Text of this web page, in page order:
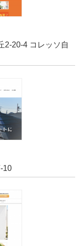
2-20-4 コレッソ自
10